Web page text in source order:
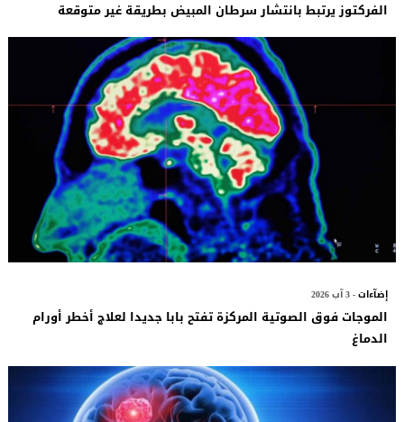
الفركتوز يرتبط بانتشار سرطان المبيض بطريقة غير متوقعة
إضآءات- 3 آب 2026
الموجات فوق الصوتية المركزة تفتح بابا جديدا لعلاج أخطر أورام
الدماغ